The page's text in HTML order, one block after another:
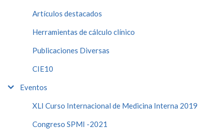
Artículos destacados
Herramientas de cálculo clínico
Publicaciones Diversas
CIE10
Eventos
XLI Curso Internacional de Medicina Interna 2019
Congreso SPMI -2021